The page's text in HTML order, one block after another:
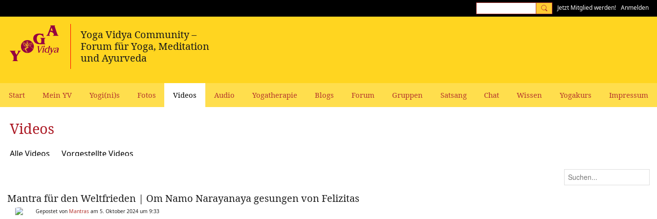
Jetzt Mitglied werden! Anmelden
Start Mein YV Yogi(ni)s Fotos Videos Audio Yogatherapie Blogs Forum Gruppen Satsang Chat Wissen Yogakurs Impressum
Videos
Alle Videos Vorgestellte Videos
Mantra für den Weltfrieden | Om Namo Narayanaya gesungen von Felizitas
Gepostet von Mantras am 5. Oktober 2024 um 9:33